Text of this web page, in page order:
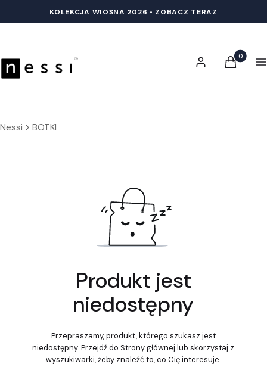
KOLEKCJA WIOSNA 2026 • ZOBACZ TERAZ
Zaloguj sięProdukty
Koszyk
Nessi BOTKI
Produkt jest
niedostępny
Przepraszamy, produkt, którego szukasz jest
niedostępny. Przejdź do Strony głównej lub skorzystaj z
wyszukiwarki, żeby znaleźć to, co Cię interesuje.